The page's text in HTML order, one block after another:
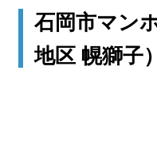
石岡市マン
地区 幌獅子